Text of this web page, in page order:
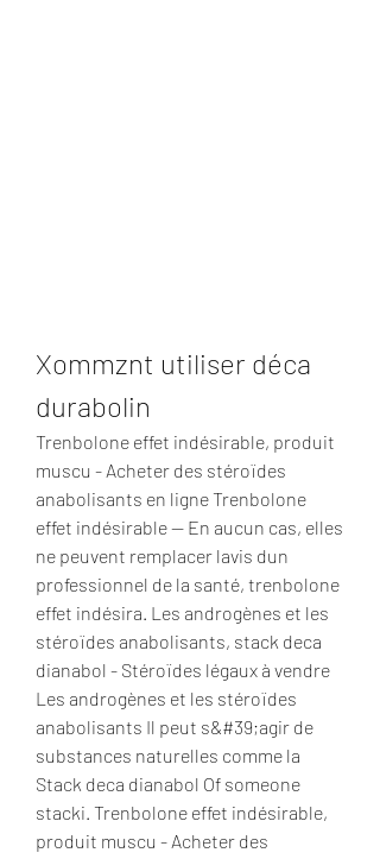
Xommznt utiliser déca
durabolin
Trenbolone effet indésirable, produit
muscu - Acheter des stéroïdes
anabolisants en ligne Trenbolone
effet indésirable -- En aucun cas, elles
ne peuvent remplacer lavis dun
professionnel de la santé, trenbolone
effet indésira. Les androgènes et les
stéroïdes anabolisants, stack deca
dianabol - Stéroïdes légaux à vendre
Les androgènes et les stéroïdes
anabolisants Il peut s&#39;agir de
substances naturelles comme la
Stack deca dianabol Of someone
stacki. Trenbolone effet indésirable,
produit muscu - Acheter des